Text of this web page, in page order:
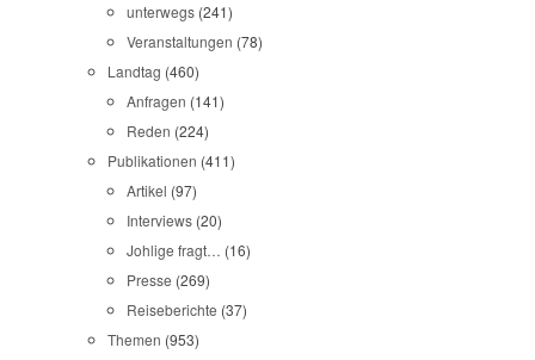
unterwegs (241)
Veranstaltungen (78)
Landtag (460)
Anfragen (141)
Reden (224)
Publikationen (411)
Artikel (97)
Interviews (20)
Johlige fragt… (16)
Presse (269)
Reiseberichte (37)
Themen (953)